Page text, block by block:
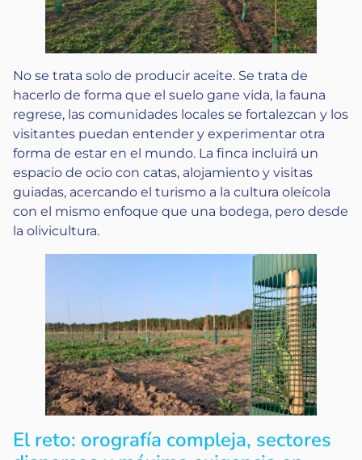
No se trata solo de producir aceite. Se trata de
hacerlo de forma que el suelo gane vida, la fauna
regrese, las comunidades locales se fortalezcan y los
visitantes puedan entender y experimentar otra
forma de estar en el mundo. La finca incluirá un
espacio de ocio con catas, alojamiento y visitas
guiadas, acercando el turismo a la cultura oleícola
con el mismo enfoque que una bodega, pero desde
la olivicultura.
El reto: orografía compleja, sectores